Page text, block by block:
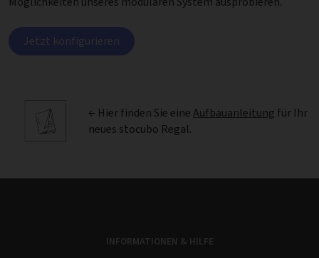
Jetzt konfigurieren
← Hier finden Sie eineAufbauanleitung für Ihr
neues stocubo Regal.
INFORMATIONEN & HILFE